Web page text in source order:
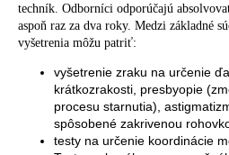
techník. Odborníci odporúčajú
aspoň raz za dva roky. Medzi základné
vyšetrenia môžu patriť:
vyšetrenie zraku na určenie
krátkozrakosti, presbyopie
procesu starnutia),
spôsobené zakrivenou
testy na určenie koordinácie